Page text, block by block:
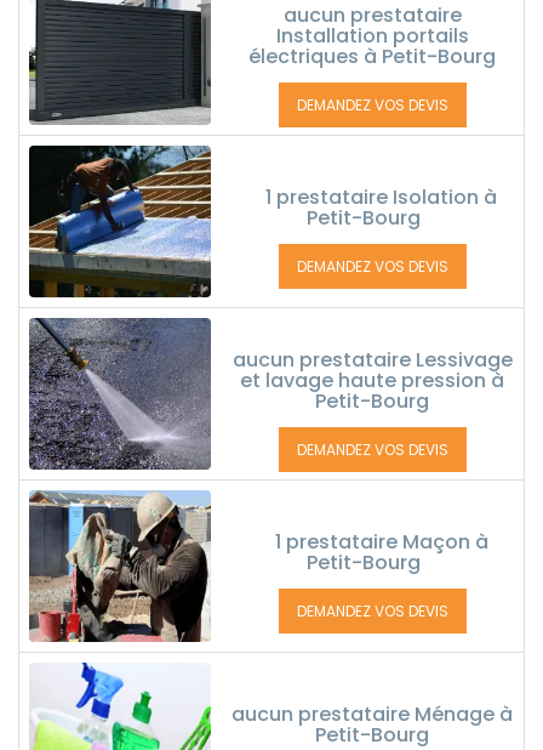
aucun prestataire
Installation portails
électriques à Petit-Bourg
DEMANDEZ VOS DEVIS
1 prestataire Isolation à
Petit-Bourg
DEMANDEZ VOS DEVIS
aucun prestataire Lessivage
et lavage haute pression à
Petit-Bourg
DEMANDEZ VOS DEVIS
1 prestataire Maçon à
Petit-Bourg
DEMANDEZ VOS DEVIS
aucun prestataire Ménage à
Petit-Bourg